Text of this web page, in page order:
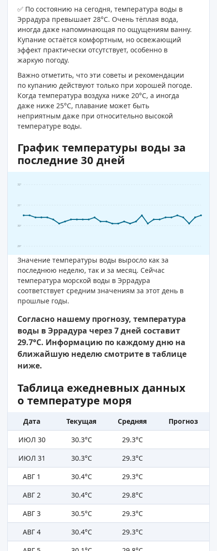
✅ По состоянию на сегодня, температура воды в
Эррадура превышает 28°C. Очень тёплая вода,
иногда даже напоминающая по ощущениям ванну.
Купание остаётся комфортным, но освежающий
эффект практически отсутствует, особенно в
жаркую погоду.
Важно отметить, что эти советы и рекомендации
по купанию действуют только при хорошей погоде.
Когда температура воздуха ниже 20°C, а иногда
даже ниже 25°C, плавание может быть
неприятным даже при относительно высокой
температуре воды.
График температуры воды за
последние 30 дней
29°
30°
31°
32°
Значение температуры воды выросло как за
последнюю неделю, так и за месяц. Сейчас
температура морской воды в Эррадура
соответствует средним значениям за этот день в
прошлые годы.
Согласно нашему прогнозу, температура
воды в Эррадура через 7 дней составит
29.7°C. Информацию по каждому дню на
ближайшую неделю смотрите в таблице
ниже.
Таблица ежедневных данных
о температуре моря
Дата Текущая Средняя
Прогноз
ИЮЛ 30
30.3°C
29.3°C
ИЮЛ 31
30.3°C
29.3°C
АВГ 1
30.4°C
29.3°C
АВГ 2
30.4°C
29.8°C
АВГ 3
30.5°C
29.3°C
АВГ 4
30.4°C
29.3°C